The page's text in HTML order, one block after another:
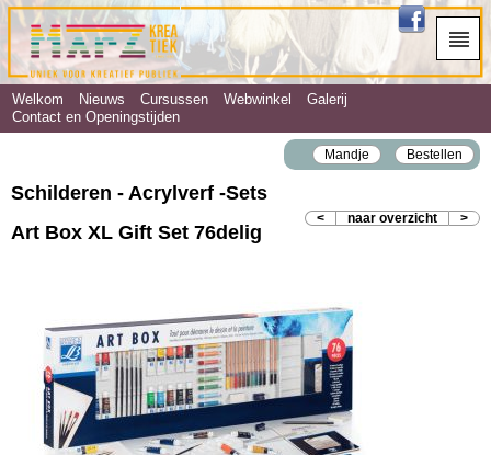
Welkom Nieuws Cursussen Webwinkel
Galerij
Contact en Openingstijden
Mandje Bestellen
Schilderen - Acrylverf ‐Sets
< naar overzicht >
Art Box XL Gift Set 76delig